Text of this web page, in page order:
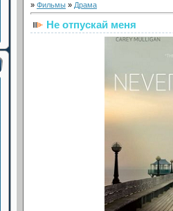
» Фильмы » Драма
Не отпускай меня